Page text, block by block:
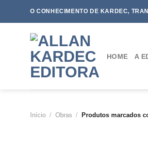
O CONHECIMENTO DE KARDEC,
HOME A
Início / Obras / Produtos marcados